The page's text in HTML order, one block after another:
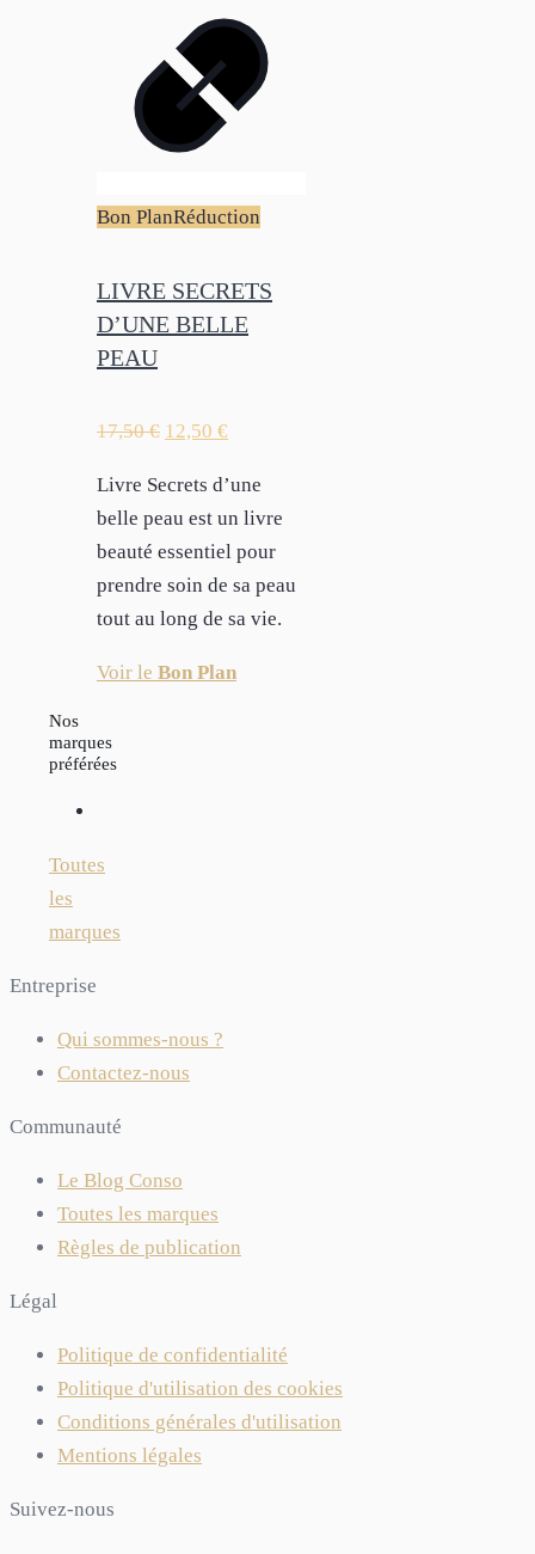
Bon PlanRéduction
LIVRE SECRETS
D’UNE BELLE
PEAU
17,50€ 12,50 €
Livre Secrets d’une
belle peau est un livre
beauté essentiel pour
prendre soin de sa peau
tout au long de sa vie.
Voir le Bon Plan
Nos
marques
préférées
Toutes
les
marques
Entreprise
Qui sommes-nous ?
Contactez-nous
Communauté
Le Blog Conso
Toutes les marques
Règles de publication
Légal
Politique de confidentialité
Politique d'utilisation des cookies
Conditions générales d'utilisation
Mentions légales
Suivez-nous